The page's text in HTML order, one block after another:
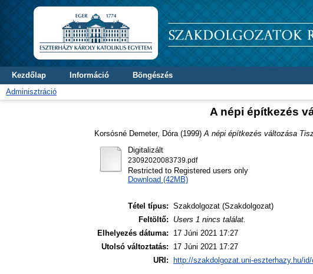
Kezdőlap Információ
Böngészés
Adminisztráció
A népi építkezés
Korsósné Demeter, Dóra (1999) A népi építkezés változása
Digitalizált
23092020083739.pdf
Restricted to Registered users only
Download (42MB)
Tétel típus: Szakdolgozat (Szakdolgozat)
Feltöltő:
Users 1 nincs találat.
Elhelyezés dátuma:
17 Júni 2021 17:27
Utolsó változtatás:
17 Júni 2021 17:27
URI:
http://szakdolgozat.uni-eszterhazy.hu/